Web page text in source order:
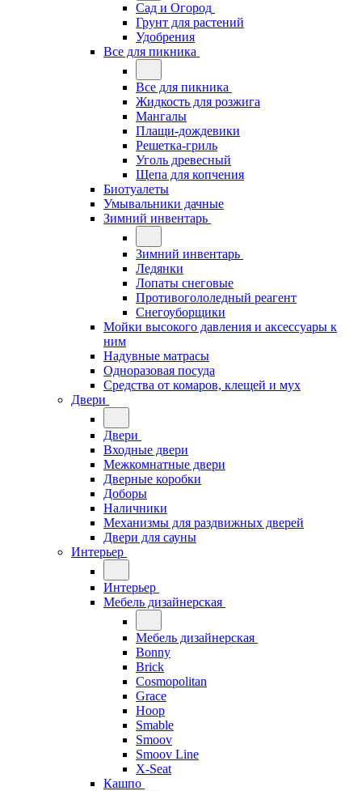
Сад и Огород
Грунт для растений
Удобрения
Все для пикника
Все для пикника
Жидкость для розжига
Мангалы
Плащи-дождевики
Решетка-гриль
Уголь древесный
Щепа для копчения
Биотуалеты
Умывальники дачные
Зимний инвентарь
Зимний инвентарь
Ледянки
Лопаты снеговые
Противогололедный реагент
Снегоуборщики
Мойки высокого давления и аксессуары к
ним
Надувные матрасы
Одноразовая посуда
Средства от комаров, клещей и мух
Двери
Двери
Входные двери
Межкомнатные двери
Дверные коробки
Доборы
Наличники
Механизмы для раздвижных дверей
Двери для сауны
Интерьер
Интерьер
Мебель дизайнерская
Мебель дизайнерская
Bonny
Brick
Cosmopolitan
Grace
Hoop
Smable
Smoov
Smoov Line
X-Seat
Кашпо